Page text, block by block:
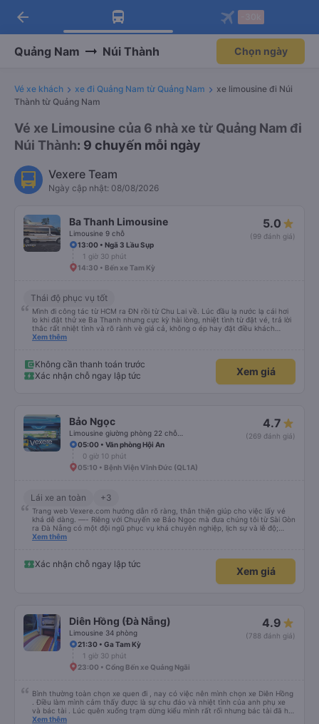
Tải app Vexere ngay!
Nhận ưu đãi thành viên độc
Mở app
Tải app Vexere
-30k/ghế khi đặt vé máy bay qua
Mở app
arrow_back
Quảng Nam Núi Thành Chọn ngày
Vé xe khách xe đi Quảng Nam từ Quảng Nam
xe limousine đi Núi
Thành từ Quảng Nam
Vé xe Limousine của 6 nhà xe từ Quảng Nam đi
Núi Thành: 9 chuyến mỗi ngày
Vexere Team
Ngày cập nhật: 08/08/2026
Ba Thanh Limousine
Limousine 9 chỗ
5.0
(99 đánh giá)
13:00 • Ngã 3 Lầu Sụp
1 giờ 30 phút
14:30 • Bến xe Tam Kỳ
Thái độ phục vụ tốt
Mình đi công tác từ HCM ra ĐN rồi từ Chu Lai về. Lúc đầu lạ nước lạ cái hơi
lo khi đặt thử xe Ba Thanh nhưng cực kỳ hài lòng, nhiệt tình từ đặt vé, trả lời
thắc rất nhiệt tình và rõ rành vè giá cả, không o ép hay đặt điều khách
hàng. Lần tới đi công tác chắc chắn tiếp tục dùng xe nhà này!
Xem thêm
Không cần thanh toán trước
Xác nhận chỗ ngay lập tức
Xem giá
Bảo Ngọc 4.7
(269 đánh giá)
05:00 • Văn phòng Hội An
0 giờ 10 phút
05:10 • Bệnh Viện Vĩnh Đức (QL1A)
Lái xe an toàn +3
Trang web Vexere.com hướng dẫn rõ ràng, thân thiện giúp cho việc lấy vé
khá dễ dàng. —- Riêng với Chuyến xe Bảo Ngọc mà đưa chúng tôi từ Sài Gòn
ra Đà Nẵng có một đội ngũ phục vụ khá chuyên nghiệp, lịch sự và lễ độ;
hướng dẫn hành khách rõ ràng khi lên xe. Địa điểm dùng cơm chiều tối mà
50k/người. Và khi đến Đà Nẵng mặc dù địa chỉ nhà của chúng tôi không được
cập nhật trên trang Web, anh em vẫn giúp gọi xe và trợ giá cho chúng tôi.
Chúng tôi rất cảm kích và xin được giới thiệu cùng mọi người hãng xe Bảo
Xem thêm
Xác nhận chỗ ngay lập tức
Xem giá
Diên Hồng (Đà Nẵng)
Limousine 34 phòng
4.9
(788 đánh giá)
21:30 • Ga Tam Kỳ
1 giờ 30 phút
23:00 • Cổng Bến xe Quảng Ngãi
Bình thường toàn chọn xe quen đi , nay có việc nên mình chọn xe Diên Hồng
. Điều làm mình cảm thấy được là sự chu đáo và nhiệt tình của anh phụ xe
và bác tài . Lúc quên xuống trạm dừng kiểu mình rất rối nhưng bác tài đã hỗ
trợ mình về tận nhà . 10 điểm chất lượng 🥰
Xem thêm